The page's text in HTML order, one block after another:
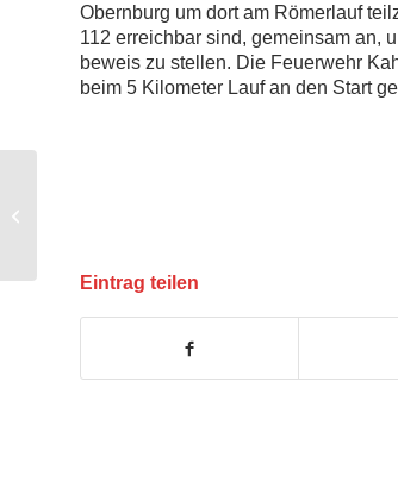
Obernburg um dort am Römerlauf
112 erreichbar sind, gemeinsam an,
beweis zu stellen. Die Feuerwehr
beim 5 Kilometer Lauf an den Start
Eintrag teilen